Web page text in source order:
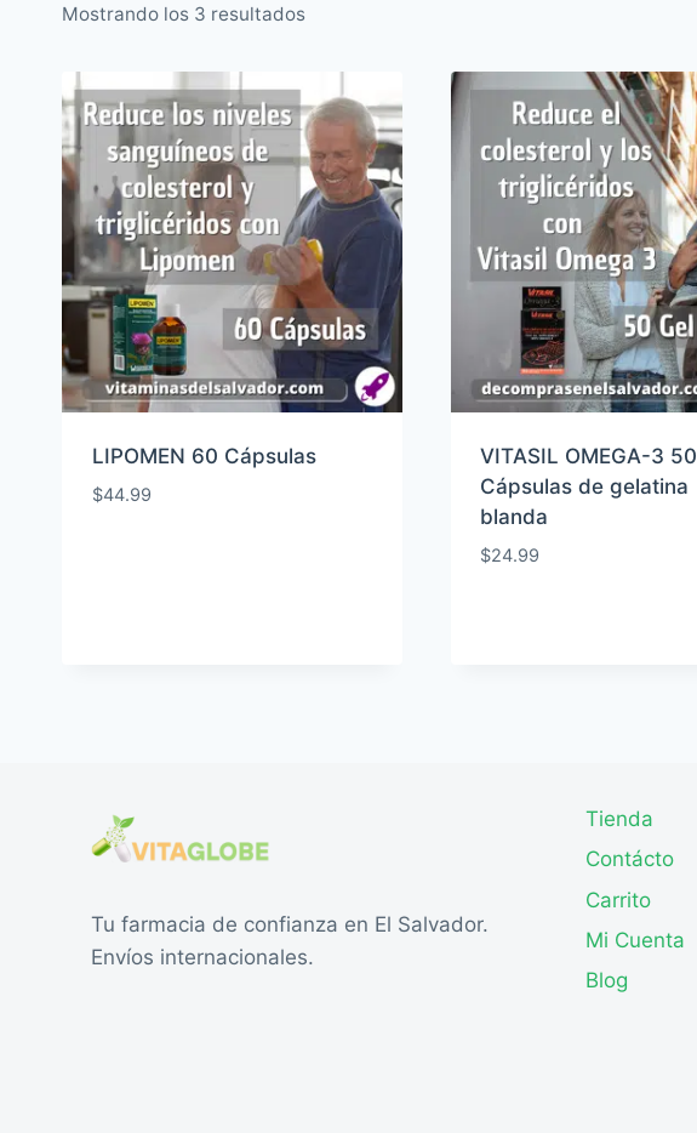
Mostrando los 3 resultadosOrdenado
LIPOMEN 60 Cápsulas
$44.99
VITASIL OMEGA-3 50
Cápsulas de gelatina
blanda
$24.99
Tu farmacia de confianza en El Salvador.
Envíos internacionales.
Tienda
Contácto
Carrito
Mi Cuenta
Blog